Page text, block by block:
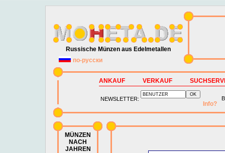
Russische Münzen aus Edelmetallen
по-русски
ANKAUF VERKAUF
NEWSLETTER:
Info?
MÜNZEN
NACH
JAHREN